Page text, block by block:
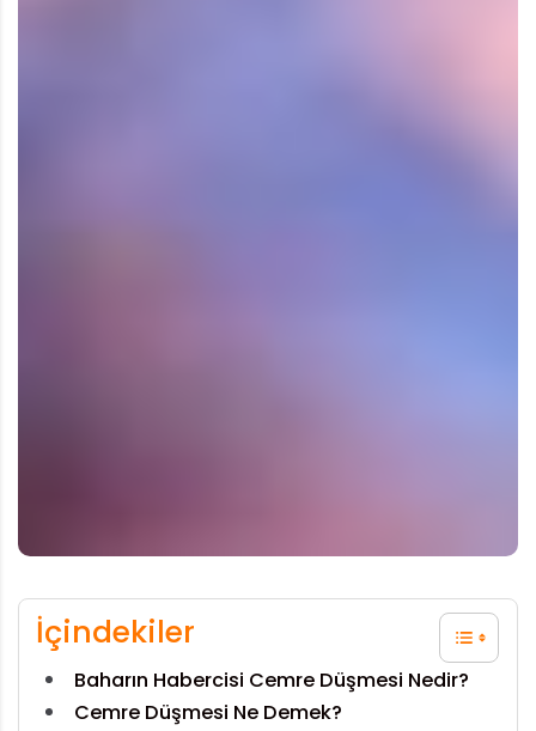
İçindekiler
Baharın Habercisi Cemre Düşmesi Nedir?
Cemre Düşmesi Ne Demek?